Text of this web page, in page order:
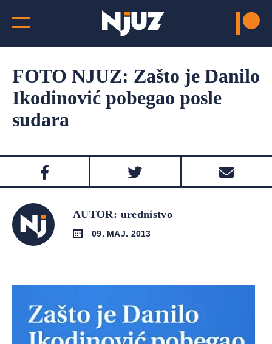
FOTO NJUZ: Zašto je Danilo
Ikodinović pobegao posle
sudara
AUTOR: urednistvo
09. MAJ. 2013